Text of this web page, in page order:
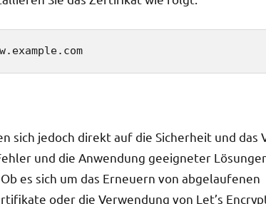
sich jedoch direkt auf die Sicherheit und das
und die Anwendung geeigneter
es sich um das Erneuern von abgelaufenen
oder die Verwendung von Let’s